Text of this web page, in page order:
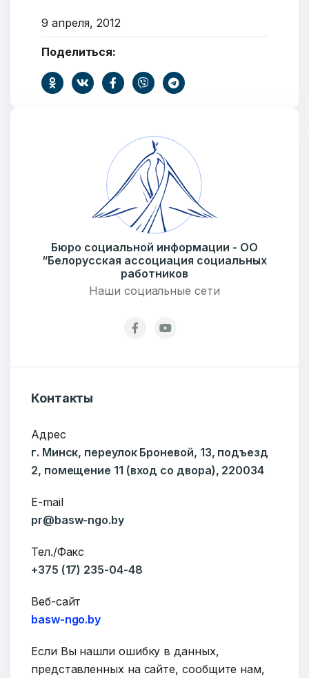
Подпишитесь:
9 апреля, 2012
Поделиться:
Бюро социальной информации - ОО
“Белорусская ассоциация социальных
работников
Наши социальные сети
Контакты
Адрес
г. Минск, переулок Броневой, 13, подъезд
2, помещение 11 (вход со двора), 220034
E-mail
pr@basw-ngo.by
Тел./Факс
+375 (17) 235-04-48
Веб-сайт
basw-ngo.by
Если Вы нашли ошибку в данных,
представленных на сайте, сообщите нам,